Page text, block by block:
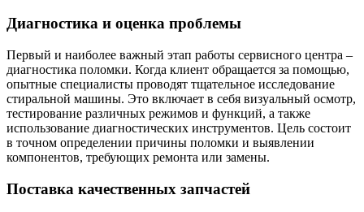
Диагностика и оценка проблемы
Первый и наиболее важный этап работы сервисного центра –
диагностика поломки. Когда клиент обращается за помощью,
опытные специалисты проводят тщательное исследование
стиральной машины. Это включает в себя визуальный осмотр,
тестирование различных режимов и функций, а также
использование диагностических инструментов. Цель состоит
в точном определении причины поломки и выявлении
компонентов, требующих ремонта или замены.
Поставка качественных запчастей